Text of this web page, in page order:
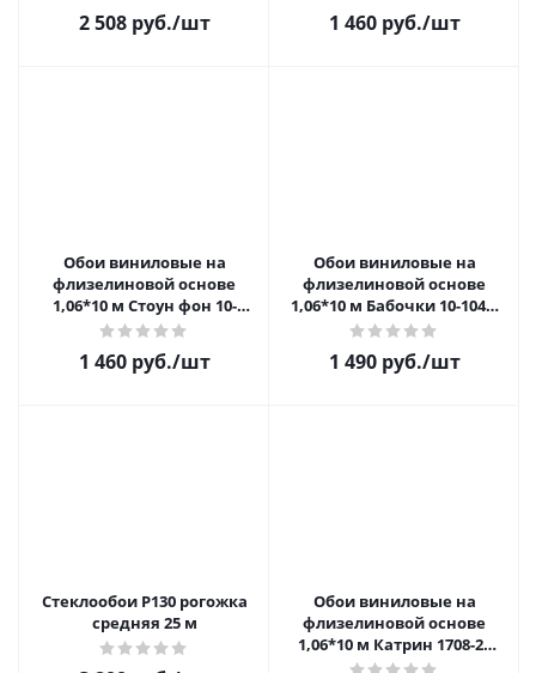
2 508 руб./шт 1 460 руб./шт
Обои виниловые на
флизелиновой основе
1,06*10 м Стоун фон 10-
1044-11 распродажа
1 460 руб./шт
Обои виниловые на
флизелиновой основе
1,06*10 м Бабочки 10-1047-
61 распродажа
1 490 руб./шт
Стеклообои Р130 рогожка
средняя 25 м
Обои виниловые на
флизелиновой основе
1,06*10 м Катрин 1708-21
распродажа